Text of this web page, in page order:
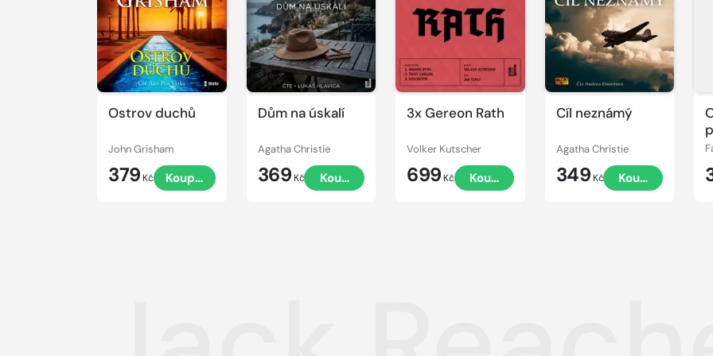
Ostrov duchů
John Grisham
379 Kč Koupit
Dům na úskalí
Agatha Christie
369 Kč Koupit
3x Gereon Rath
Volker Kutscher
699 Kč Koupit
Cíl neznámý
Agatha Christie
349 Kč Koupit